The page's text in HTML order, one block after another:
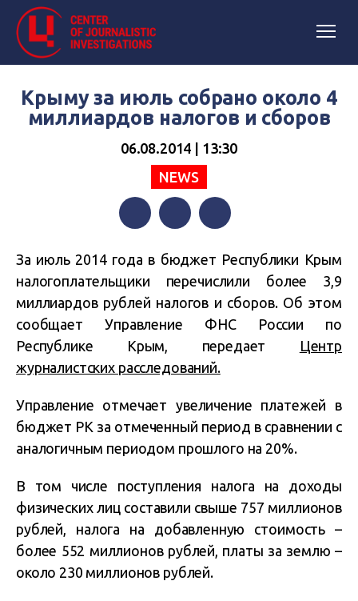
Крыму за июль собрано около 4
миллиардов налогов и сборов
06.08.2014 | 13:30
NEWS
За июль 2014 года в бюджет Республики Крым
налогоплательщики перечислили более 3,9
миллиардов рублей налогов и сборов. Об этом
сообщает Управление ФНС России по
Республике Крым, передает
Центр
журналистских расследований.
Управление отмечает увеличение платежей в
бюджет РК за отмеченный период в сравнении с
аналогичным периодом прошлого на 20%.
В том числе поступления налога на доходы
физических лиц составили свыше 757 миллионов
рублей, налога на добавленную стоимость –
более 552 миллионов рублей, платы за землю –
около 230 миллионов рублей.